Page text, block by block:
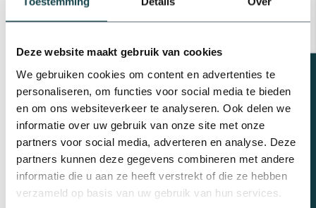
Deze website maakt gebruik van cookies
We gebruiken cookies om content en advertenties te
personaliseren, om functies voor social media te bieden
en om ons websiteverkeer te analyseren. Ook delen we
informatie over uw gebruik van onze site met onze
partners voor social media, adverteren en analyse. Deze
partners kunnen deze gegevens combineren met andere
informatie die u aan ze heeft verstrekt of die ze hebben
verzameld op basis van uw gebruik van hun services.
Plasson PP draadsok | 6 bar
Op voorraad
Tyleenslang 10 bar | 100
meter | SDR 17
Op voorraad
€130,68
Plasson Tyleen t-stuk
buitendraad | 20 t/m 40 mm
Op voorraad
€3,78
Beregeningsplan?